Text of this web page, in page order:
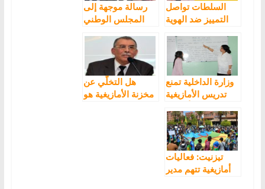
السلطات تواصل
التمييز ضد الهوية
بالدارالبيضاء
رسالة موجهة إلى
المجلس الوطني
المغربي تستنكر
التمييز العنصري
اتجاه الامازيغ
وزارة الداخلية تمنع
تدريس الأمازيغية
شطط في
استعمال السلطة
وقرار “عنصري”
يعيد إلى الذاكرة
سياسة “الأبارتايد”
هل التخلّي عن
مخزنة الأمازيغية هو
تيزنيت: فعاليات
أمازيغية تتهم مدير